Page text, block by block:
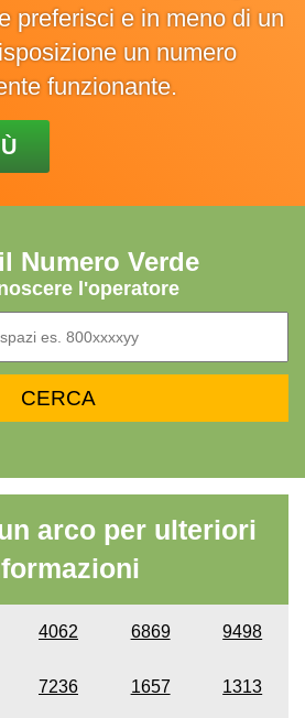
preferisci e in meno di un
un numero
funzionante.
Numero Verde
l'operatore
arco per ulteriori
4062 6869 9498
7236 1657 1313